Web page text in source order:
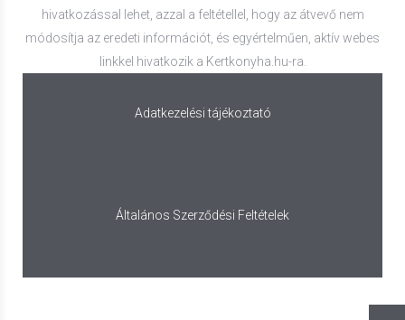
hivatkozással lehet, azzal a feltétellel, hogy az átvevő nem
módosítja az eredeti információt, és egyértelműen, aktív webes
linkkel hivatkozik a Kertkonyha.hu-ra.
Adatkezelési tájékoztató
Általános Szerződési Feltételek